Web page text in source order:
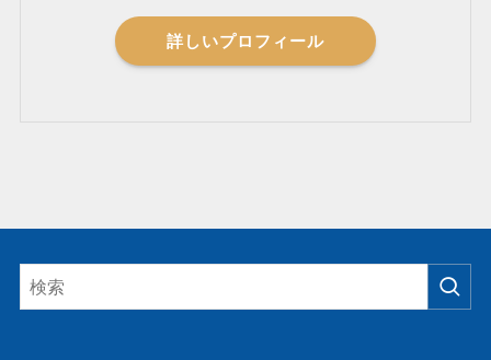
詳しいプロフィール